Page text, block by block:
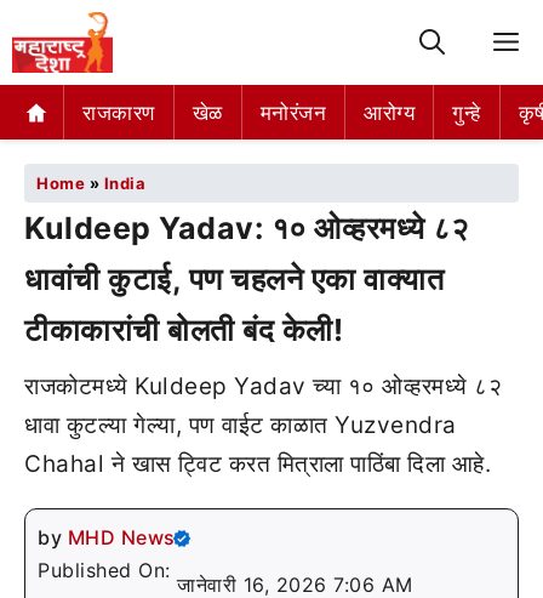
राजकारण खेळ मनोरंजन आरोग्य गुन्हे
Home » India
Kuldeep Yadav: १० ओव्हरमध्ये ८२
धावांची कुटाई, पण चहलने एका वाक्यात
टीकाकारांची बोलती बंद केली!
राजकोटमध्ये Kuldeep Yadav च्या १० ओव्हरमध्ये ८२
धावा कुटल्या गेल्या, पण वाईट काळात Yuzvendra
Chahal ने खास ट्विट करत मित्राला पाठिंबा दिला आहे.
by MHD News
Published On:
जानेवारी 16, 2026 7:06 AM